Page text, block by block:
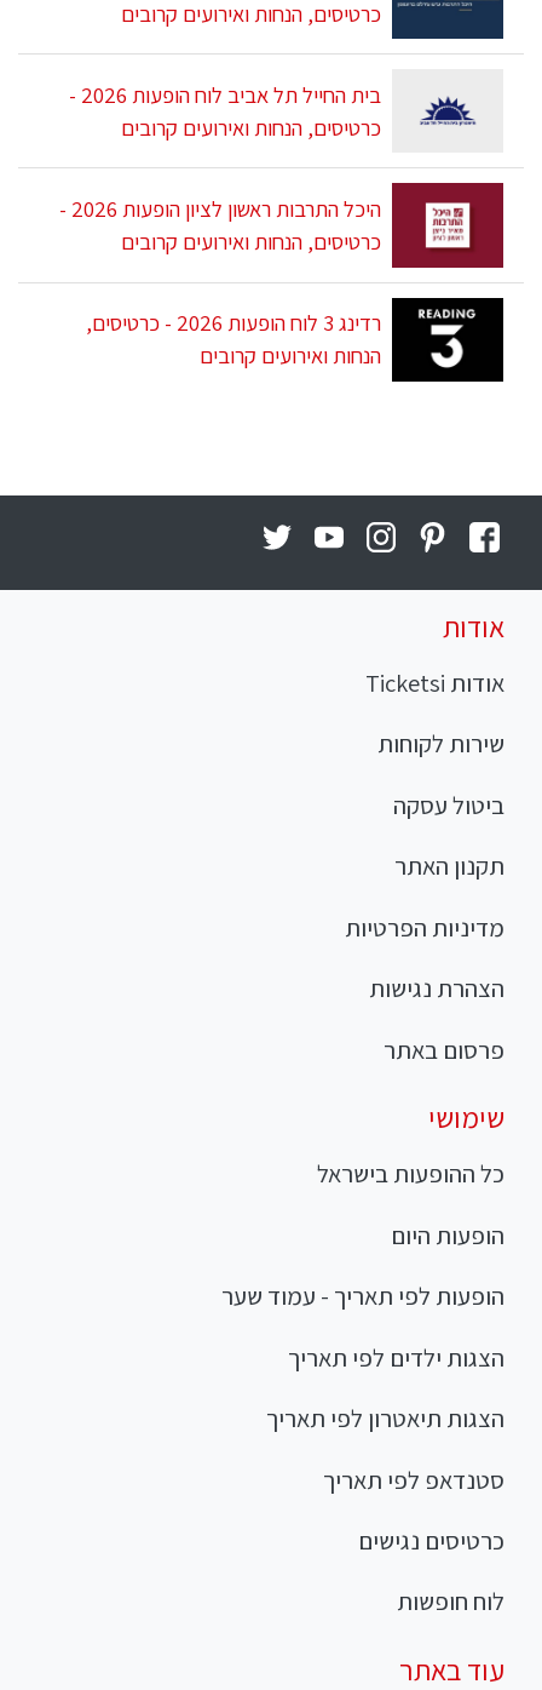
כרטיסים, הנחות ואירועים קרובים
בית החייל תל אביב לוח הופעות 2026 -
כרטיסים, הנחות ואירועים קרובים
היכל התרבות ראשון לציון הופעות 2026 -
כרטיסים, הנחות ואירועים קרובים
רדינג 3 לוח הופעות 2026 - כרטיסים,
הנחות ואירועים קרובים
אודות
אודות Ticketsi
שירות לקוחות
ביטול עסקה
תקנון האתר
מדיניות הפרטיות
הצהרת נגישות
פרסום באתר
שימושי
כל ההופעות בישראל
הופעות היום
הופעות לפי תאריך - עמוד שער
הצגות ילדים לפי תאריך
הצגות תיאטרון לפי תאריך
סטנדאפ לפי תאריך
כרטיסים נגישים
לוח חופשות
עוד באתר